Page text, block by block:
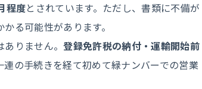
程度とされています。ただし、書類に不備が
る可能性があります。
ありません。登録免許税の納付・運輸開始前
連の手続きを経て初めて緑ナンバーでの営業